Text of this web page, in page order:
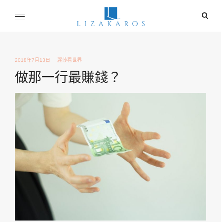
open
2018年7月13日 麗莎看世界
做那一行最賺錢？